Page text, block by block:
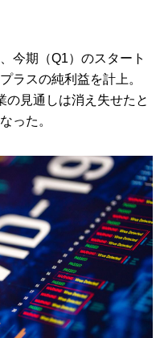
今期（Q1）のスタート
ラスの純利益を計上。
の見通しは消え失せたと
った。